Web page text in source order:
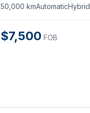
50,000 kmAutomaticHybrid
$7,500 FOB